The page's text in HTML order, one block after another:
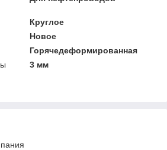
Круглое
Новое
Горячедеформированная
3 мм